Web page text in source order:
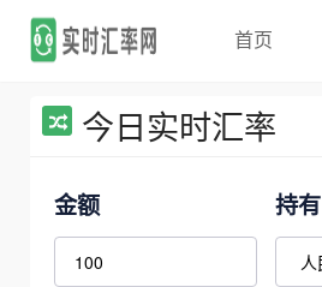
首页
今日实时汇率
金额 持有